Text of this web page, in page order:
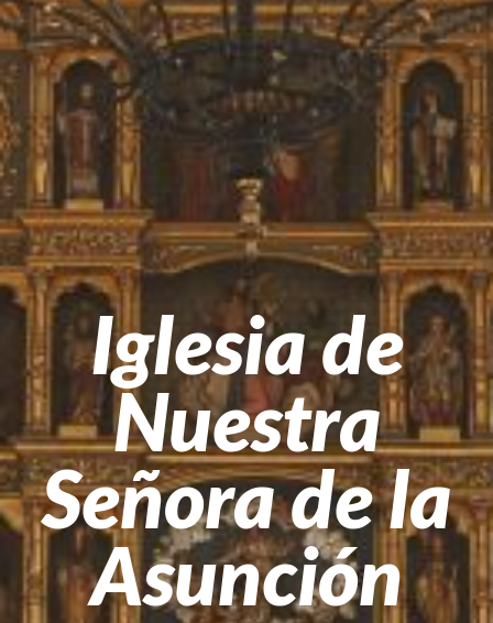
Iglesia de
Nuestra
Señora de la
Asunción